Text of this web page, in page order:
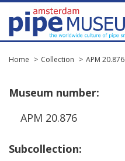
Home Collection APM 20.876
Museum number:
APM 20.876
Subcollection: